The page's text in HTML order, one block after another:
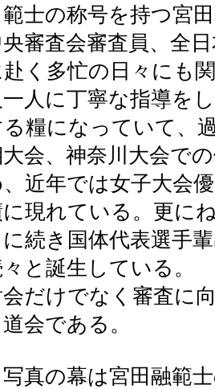
士の称号を持つ宮
審査会審査員、全
赴く多忙の日々にも
一人に丁寧な指導を
糧になっていて、
会、神奈川大会で
近年では女子大会
現れている。更に
続き国体代表選手
と誕生している。
会だけでなく審査に
会である。
真の幕は宮田融範